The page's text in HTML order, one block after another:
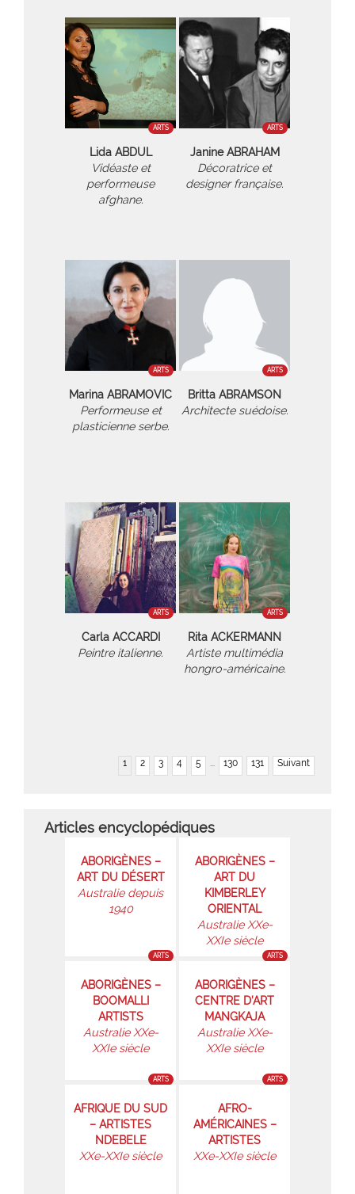
ARTS
Lida ABDUL
Vidéaste et
performeuse
afghane.
ARTS
Janine ABRAHAM
Décoratrice et
designer française.
ARTS
Marina ABRAMOVIC
Performeuse et
plasticienne serbe.
ARTS
Britta ABRAMSON
Architecte suédoise.
ARTS
Carla ACCARDI
Peintre italienne.
ARTS
Rita ACKERMANN
Artiste multimédia
hongro-américaine.
1 2 3 4 5 ... 130 131 Suivant
Articles encyclopédiques
ABORIGÈNES –
ART DU DÉSERT
Australie depuis
1940
ARTS
ABORIGÈNES –
ART DU
KIMBERLEY
ORIENTAL
Australie XXe-
XXIe siècle
ARTS
ABORIGÈNES –
BOOMALLI
ARTISTS
Australie XXe-
XXIe siècle
ARTS
ABORIGÈNES –
CENTRE D’ART
MANGKAJA
Australie XXe-
XXIe siècle
ARTS
AFRIQUE DU SUD
– ARTISTES
NDEBELE
XXe-XXIe siècle
AFRO-
AMÉRICAINES –
ARTISTES
XXe-XXIe siècle